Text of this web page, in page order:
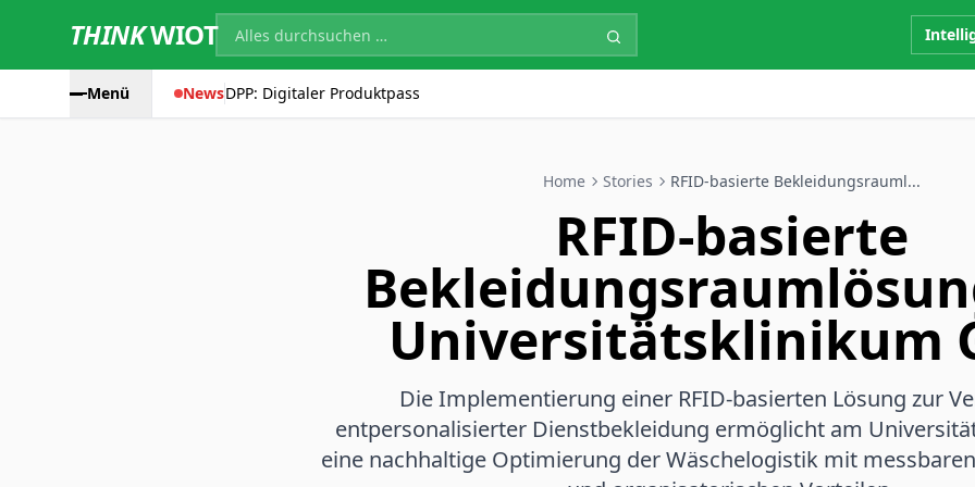
THINKWIOT
Menü NewsDPP: Digitaler Produktpass
Home Stories RFID-basierte Bekleidungsrauml...
RFID-basierte
Universitätsklinikum
Die Implementierung einer RFID-basierten Lösung zur
entpersonalisierter Dienstbekleidung ermöglicht am
eine nachhaltige Optimierung der Wäschelogistik mit